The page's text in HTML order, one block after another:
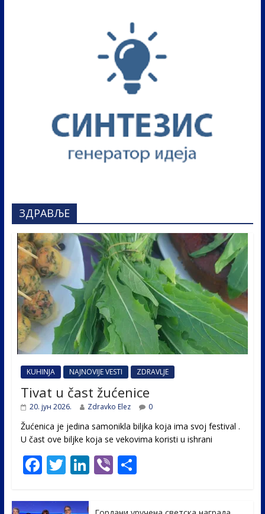
ЗДРАВЉЕ
KUHINJA NAJNOVIJE VESTI ZDRAVLJE
Tivat u čast žućenice
20. јун 2026. Zdravko Elez 0
Žućenica je jedina samonikla biljka koja ima svoj festival .
U čast ovе biljke koja se vekovima koristi u ishrani
F
e
T
itt
Li Vi S